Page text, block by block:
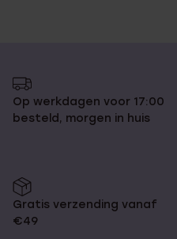
Op werkdagen voor 17:00
besteld, morgen in huis
Gratis verzending vanaf
€49